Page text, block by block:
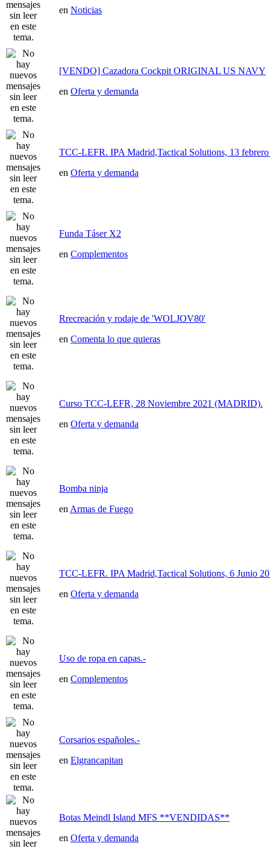
en Noticias
[VENDO] Cazadora Cockpit ORIGINAL US NAVY
en Oferta y demanda
TCC-LEFR. IPA Madrid,Tactical Solutions, 13
en Oferta y demanda
Funda Táser X2
en Complementos
Rrecreación y rodaje de 'WOLJOV80'
en Comenta lo que quieras
Curso TCC-LEFR, 28 Noviembre 2021 (MADRID).
en Oferta y demanda
Bomba ninja
en Armas de Fuego
TCC-LEFR. IPA Madrid,Tactical Solutions, 6 Junio
en Oferta y demanda
Uso de ropa en capas.-
en Complementos
Corsarios españoles.-
en Elgrancapitan
Botas Meindl Island MFS **VENDIDAS**
en Oferta y demanda